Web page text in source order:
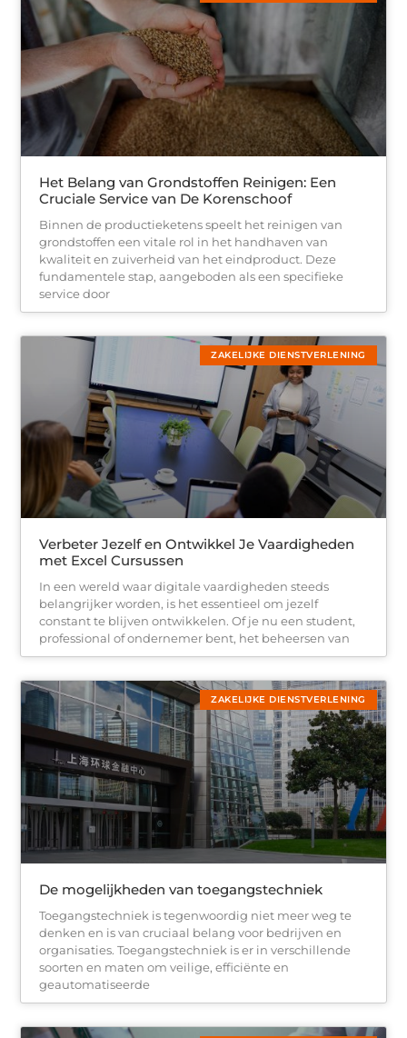
Het Belang van Grondstoffen Reinigen: Een
Cruciale Service van De Korenschoof
Binnen de productieketens speelt het reinigen van
grondstoffen een vitale rol in het handhaven van
kwaliteit en zuiverheid van het eindproduct. Deze
fundamentele stap, aangeboden als een specifieke
service door
ZAKELIJKE DIENSTVERLENING
Verbeter Jezelf en Ontwikkel Je Vaardigheden
met Excel Cursussen
In een wereld waar digitale vaardigheden steeds
belangrijker worden, is het essentieel om jezelf
constant te blijven ontwikkelen. Of je nu een student,
professional of ondernemer bent, het beheersen van
ZAKELIJKE DIENSTVERLENING
De mogelijkheden van toegangstechniek
Toegangstechniek is tegenwoordig niet meer weg te
denken en is van cruciaal belang voor bedrijven en
organisaties. Toegangstechniek is er in verschillende
soorten en maten om veilige, efficiënte en
geautomatiseerde